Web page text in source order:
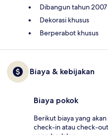
Dibangun tahun 2007
Dekorasi khusus
Berperabot khusus
Biaya & kebijakan
Biaya pokok
Berikut biaya yang
check-in atau check-